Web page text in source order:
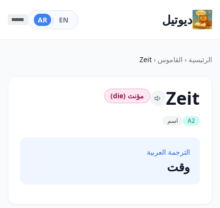
ديوتيل EN
|
AR
الرئيسية ‹ القاموس ‹
Zeit
Zeit مؤنث (die)
A2 اسم
الترجمة العربية
وقت